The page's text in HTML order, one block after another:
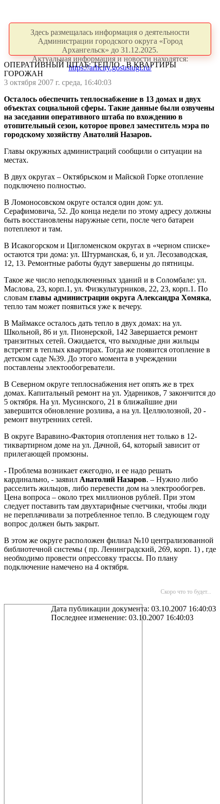
Здесь размещалась информация о деятельности
Администрации городского округа «Город
Архангельск» до 31.12.2025.
Актуальная информация и новости находятся:
https://arhcity.gosuslugi.ru/
ОПЕРАТИВНЫЙ ШТАБ: ТЕПЛО - В КВАРТИРЫ
ГОРОЖАН
3 октября 2007 г. среда, 16:40:03
Осталось обеспечить теплоснабжение в 13 домах и двух
объектах социальной сферы. Такие данные были озвучены
на заседании оперативного штаба по вхождению в
отопительный сезон, которое провел заместитель мэра по
городскому хозяйству Анатолий Назаров.
Главы окружных администраций сообщили о ситуации на
местах.
В двух округах – Октябрьском и Майской Горке отопление
подключено полностью.
В Ломоносовском округе остался один дом: ул.
Серафимовича, 52. До конца недели по этому адресу должны
быть восстановлены наружные сети, после чего батареи
потеплеют и там.
В Исакогорском и Цигломенском округах в «черном списке»
остаются три дома: ул. Штурманская, 6, и ул. Лесозаводская,
12, 13. Ремонтные работы будут завершены до пятницы.
Такое же число неподключенных зданий и в Соломбале: ул.
Маслова, 23, корп.1, ул. Физкультурников, 22, 23, корп.1. По
словам главы администрации округа Александра Хомяка,
тепло там может появиться уже к вечеру.
В Маймаксе осталось дать тепло в двух домах: на ул.
Школьной, 86 и ул. Пионерской, 142 Завершается ремонт
транзитных сетей. Ожидается, что выходные дни жильцы
встретят в теплых квартирах. Тогда же появится отопление в
детском саде №39. До этого момента в учреждении
поставлены электообогреватели.
В Северном округе теплоснабжения нет опять же в трех
домах. Капитальный ремонт на ул. Ударников, 7 закончится до
5 октября. На ул. Мусинского, 21 в ближайшие дни
завершится обновление розлива, а на ул. Целлюлозной, 20 -
ремонт внутренних сетей.
В округе Варавино-Фактория отопления нет только в 12-
тиквартирном доме на ул. Дачной, 64, который зависит от
прилегающей промзоны.
- Проблема возникает ежегодно, и ее надо решать
кардинально, - заявил Анатолий Назаров. – Нужно либо
расселить жильцов, либо перевести дом на электрообогрев.
Цена вопроса – около трех миллионов рублей. При этом
следует поставить там двухтарифные счетчики, чтобы люди
не переплачивали за потребленное тепло. В следующем году
вопрос должен быть закрыт.
В этом же округе расположен филиал №10 централизованной
библиотечной системы ( пр. Ленинградский, 269, корп. 1) , где
необходимо провести опрессовку трассы. По плану
подключение намечено на 4 октября.
Скоро что то будет...
Дата публикации документа: 03.10.2007 16:40:03
Последнее изменение: 03.10.2007 16:40:03